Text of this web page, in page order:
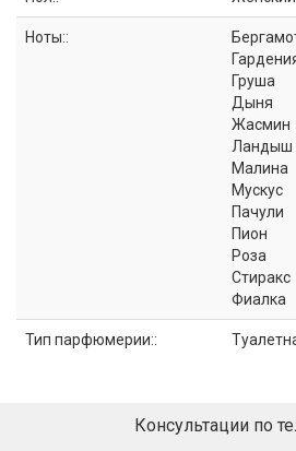
Ноты::
Груша
Дыня
Жасмин
Ландыш
Малина
Мускус
Пачули
Пион
Роза
Стиракс
Фиалка
Тип парфюмерии::
Консультации по